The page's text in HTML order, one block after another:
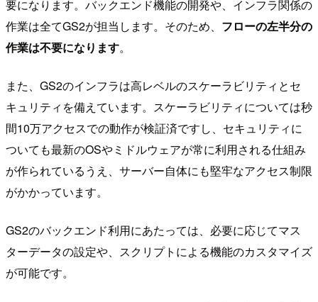
要になります。バックエンド機能の開発や、インフラ関係の
作業は全てGS2が担当します。そのため、 フローの左半分の
作業は不要になります。
また、GS2のインフラは高レベルのスケーラビリティとセ
キュリティを備えています。スケーラビリティについては秒
間10万アクセスでの動作が検証済ですし、セキュリティに
ついても最新のOSやミドルウェアが常に利用される仕組み
が作られているうえ、サーバー自体にも堅牢なアクセス制限
がかかっています。
GS2のバックエンド利用にあたっては、必要に応じてマス
ターデータの設定や、スクリプトによる機能のカスタマイズ
が可能です。